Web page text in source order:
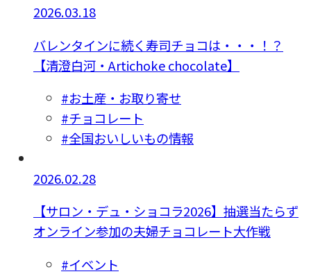
2026.03.18
バレンタインに続く寿司チョコは・・・！？
【清澄白河・Artichoke chocolate】
#お土産・お取り寄せ
#チョコレート
#全国おいしいもの情報
2026.02.28
【サロン・デュ・ショコラ2026】抽選当たらず
オンライン参加の夫婦チョコレート大作戦
#イベント